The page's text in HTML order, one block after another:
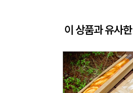
이 상품과 유사한